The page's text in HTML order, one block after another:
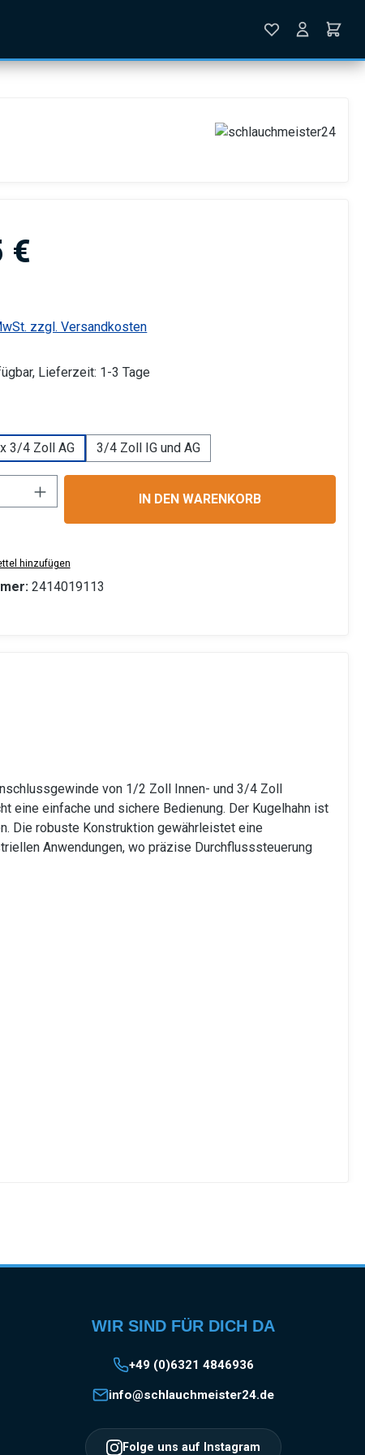
€
zzgl. Versandkosten
Lieferzeit: 1-3 Tage
3/4 Zoll AG
3/4 Zoll IG und AG
Anzahl: Gib den gewünschten Wert ein
IN DEN WARENKORB
hinzufügen
2414019113
von 1/2 Zoll Innen- und 3/4 Zoll
einfache und sichere Bedienung. Der Kugelhahn ist
Die robuste Konstruktion gewährleistet eine
Anwendungen, wo präzise Durchflusssteuerung
WIR SIND FÜR DICH DA
+49 (0)6321 4846936
info@schlauchmeister24.de
Folge uns auf Instagram